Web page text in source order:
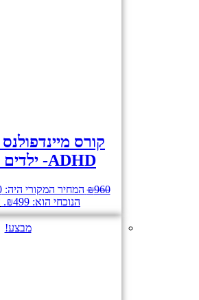
קורס
ADHD- ילדים ומתבגרים
₪960 המחיר המקורי היה: ₪960.
הנוכחי הוא: ₪499.
מבצע!